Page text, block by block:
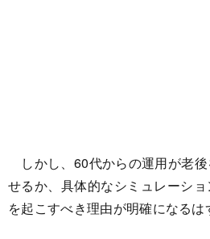
しかし、60代からの運用が老
せるか、具体的なシミュレーシ
を起こすべき理由が明確になるは